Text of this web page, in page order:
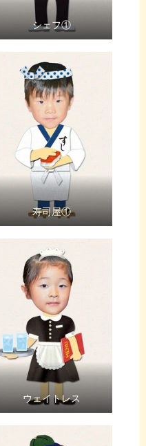
シェフ①
寿司屋①
ウェイトレス